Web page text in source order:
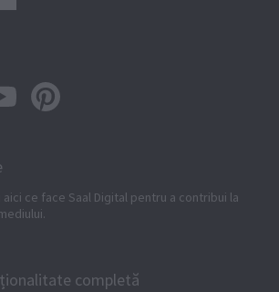
ce face Saal Digital pentru a contribui la
completă